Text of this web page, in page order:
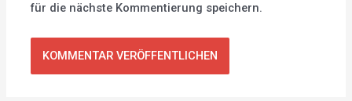
für die nächste Kommentierung speichern.